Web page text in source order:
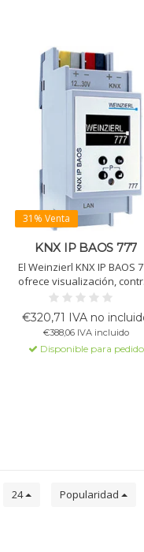
31% Venta
KNX IP BAOS 777
El Weinzierl KNX IP BAOS
ofrece visualización,
notificaciones por correo
electrónico y sincronización
de tiempo para
KNX. Servidor web incluido
configuración fácil con ETS.
€320,71 IVA no
€388,06 IVA incluido
Disponible para pedido
24 Popularidad